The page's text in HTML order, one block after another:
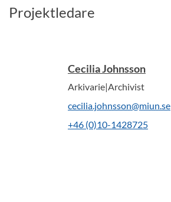
Projektledare
Cecilia Johnsson
Arkivarie|Archivist
cecilia.johnsson@miun.se
+46 (0)10-1428725